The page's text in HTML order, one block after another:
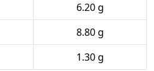
6.20 g
8.80 g
1.30 g